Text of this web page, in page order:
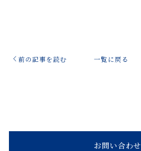
前の記事を読む 一覧に戻る
お問い合わせ